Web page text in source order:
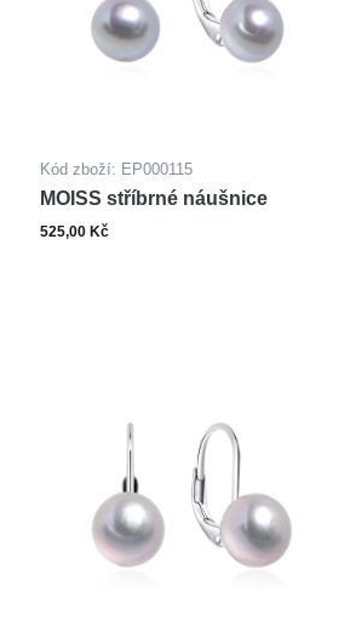
Kód zboží: EP000115
MOISS stříbrné náušnice
525,00 Kč